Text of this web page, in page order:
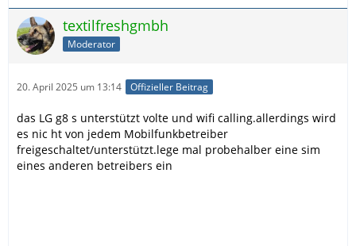
textilfreshgmbh
Moderator
20. April 2025 um 13:14 Offizieller Beitrag
das LG g8 s unterstützt volte und wifi calling.allerdings wird
es nic ht von jedem Mobilfunkbetreiber
freigeschaltet/unterstützt.lege mal probehalber eine sim
eines anderen betreibers ein